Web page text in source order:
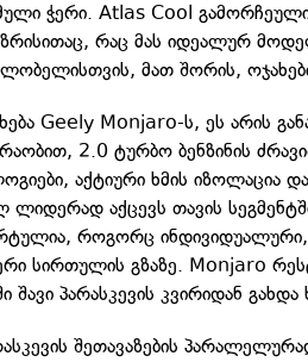
ჭერი. Atlas Cool
რაც მას იდეალურ
მათ შორის,
Geely Monjaro-ს, ეს არის
2.0 ტურბო ბენზინის
აქტიური ხმის იზოლაცია
ლიდერად აქცევს თავის
როგორც ინდივიდუალური,
სირთულის გზაზე. Monjaro
შავი პარასკევის კვირიდან
შეთავაზების